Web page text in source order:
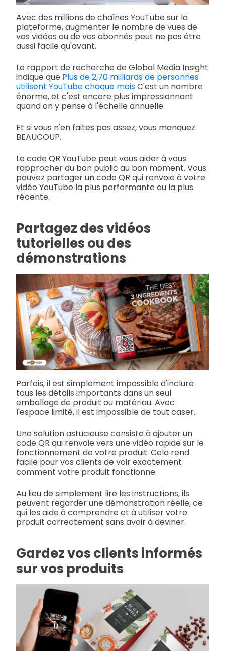
Avec des millions de chaînes YouTube sur la
plateforme, augmenter le nombre de vues de
vos vidéos ou de vos abonnés peut ne pas être
aussi facile qu'avant.
Le rapport de recherche de Global Media Insight
indique que Plus de 2,70 milliards de personnes
utilisent YouTube chaque moisC'est un nombre
énorme, et c'est encore plus impressionnant
quand on y pense à l'échelle annuelle.
Et si vous n'en faites pas assez, vous manquez
BEAUCOUP.
Le code QR YouTube peut vous aider à vous
rapprocher du bon public au bon moment. Vous
pouvez partager un code QR qui renvoie à votre
vidéo YouTube la plus performante ou la plus
récente.
Partagez des vidéos
tutorielles ou des
démonstrations
Parfois, il est simplement impossible d'inclure
tous les détails importants dans un seul
emballage de produit ou matériau. Avec
l'espace limité, il est impossible de tout caser.
Une solution astucieuse consiste à ajouter un
code QR qui renvoie vers une vidéo rapide sur le
fonctionnement de votre produit. Cela rend
facile pour vos clients de voir exactement
comment votre produit fonctionne.
Au lieu de simplement lire les instructions, ils
peuvent regarder une démonstration réelle, ce
qui les aide à comprendre et à utiliser votre
produit correctement sans avoir à deviner.
Gardez vos clients informés
sur vos produits